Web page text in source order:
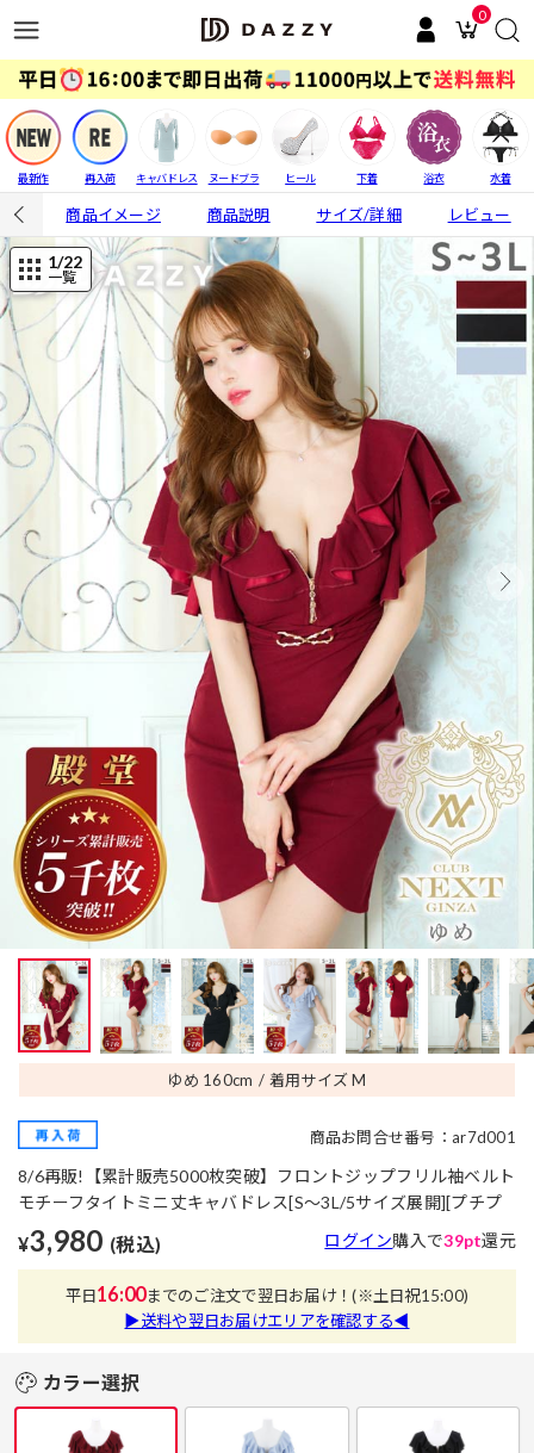
0
最新作 再入荷 キャバドレス ヌードブラ ヒール 下着 浴衣 水着
商品イメージ 商品説明 サイズ/詳細 レビュー
1/22
一覧
ゆめ 160cm 着用サイズ M
商品お問合せ番号：ar7d001
8/6再販!【累計販売5000枚突破】フロントジップフリル袖ベルト
モチーフタイトミニ丈キャバドレス[S～3L/5サイズ展開][プチプ
¥3,980 (税込) ログイン購入で39pt還元
平日16:00までのご注文で翌日お届け！(※土日祝15:00)
▶送料や翌日お届けエリアを確認する◀
カラー選択